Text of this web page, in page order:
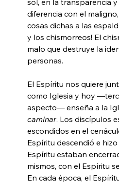
diferencia con el
cosas dichas a las
y los chismorreos! El
malo que destruye la
personas.
El Espíritu nos quiere
como Iglesia y hoy
aspecto— enseña a la
caminar. Los discípulos
escondidos en el
Espíritu descendió e
Espíritu estaban
mismos, con el Espíritu
En cada época, el